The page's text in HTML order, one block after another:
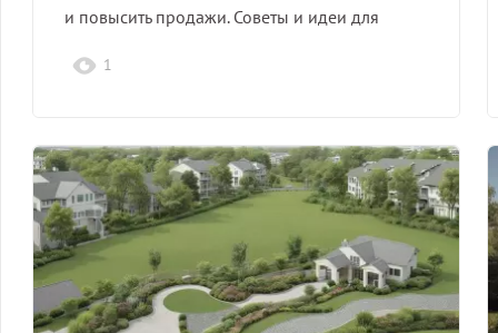
и повысить продажи. Советы и идеи для
1